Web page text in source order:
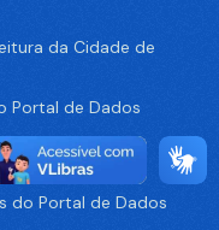
da Cidade de
Portal de Dados
do Recife
do Portal de Dados